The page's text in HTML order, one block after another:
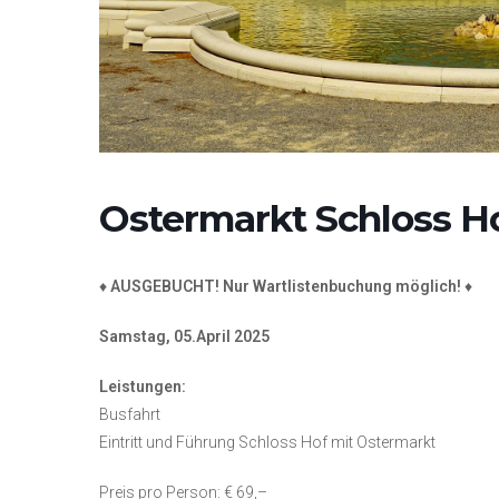
Ostermarkt Schloss
♦AUSGEBUCHT! Nur Wartlistenbuchung möglich! ♦
Samstag, 05.April 2025
Leistungen:
Busfahrt
Eintritt und Führung Schloss Hof mit Ostermarkt
Preis pro Person: € 69,–